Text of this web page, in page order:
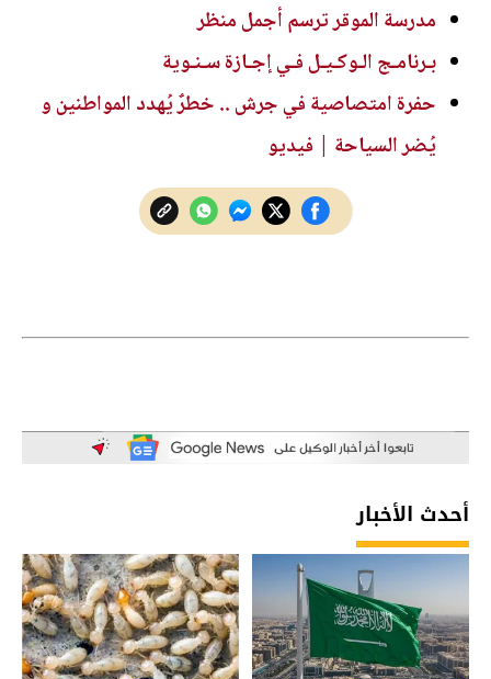
مدرسة الموقر ترسم أجمل منظر
بـرنامـج الـوكـيـل فـي إجـازة سـنـوية
حفرة امتصاصية في جرش .. خطرٌ يُهدد المواطنين و
يُضر السياحة | فيديو
أحدث الأخبار